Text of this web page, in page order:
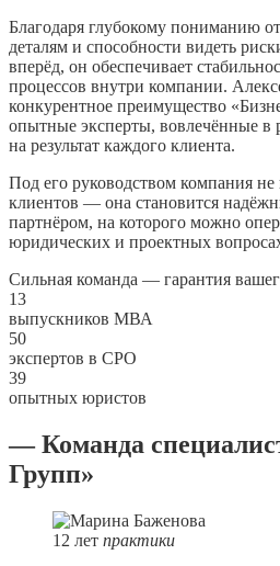
Благодаря глубокому пониманию
деталям и способности видеть
вперёд, он обеспечивает
процессов внутри компании.
конкурентное преимущество
опытные эксперты, вовлечённые в
на результат каждого клиента.
Под его руководством компания не
клиентов — она становится
партнёром, на которого можно
юридических и проектных
Сильная команда — гарантия
13
выпускников МВА
50
экспертов в СРО
39
опытных юристов
— Команда
Групп»
12 лет практики